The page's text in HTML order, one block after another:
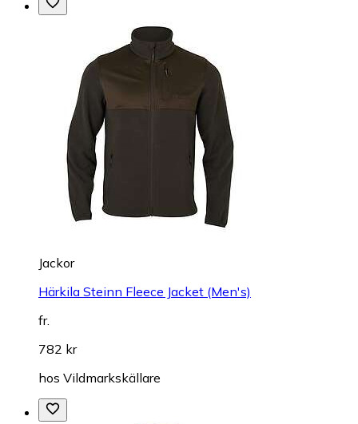
Jackor
Härkila Steinn Fleece Jacket (Men's)
fr.
782 kr
hos Vildmarkskällare